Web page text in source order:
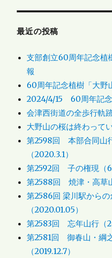
最近の投稿
支部創立60周年記念植
報
60周年記念植樹「大野
2024/4/15 60周年記
会津西街道の全歩行軌
大野山の桜は終わって
第2598回 本部合同山
（2020.3.1）
第2592回 子の権現（
第2588回 焼津・高草
第2586回 梁川駅から
（2020.01.05）
第2583回 忘年山行（
第2581回 御春山・綱
（2019.12.7）